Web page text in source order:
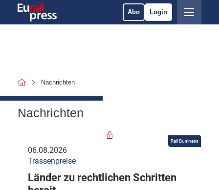
Abo Login
Nachrichten
Nachrichten
Rail Business
06.08.2026
Trassenpreise
Länder zu rechtlichen Schritten